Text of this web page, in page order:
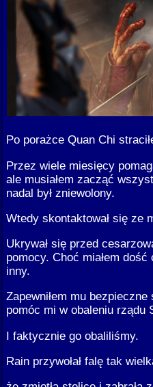
Po porażce Quan Chi
Przez wiele miesięcy
ale musiałem zacząć
nadal był zniewolony.
Wtedy skontaktował się ze
Ukrywał się przed
pomocy. Choć miałem
inny.
Zapewniłem mu bezpieczne
pomóc mi w obaleniu rządu
I faktycznie go obaliliśmy.
Rain przywołał falę tak